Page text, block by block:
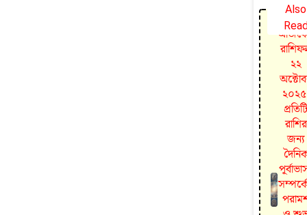
Also
২২
প্রতিটি
রাশির
জন্য